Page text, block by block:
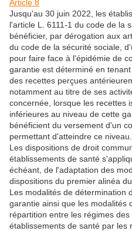
Article 8
Jusqu'au 30 juin 2022, les
l'article L. 6111-1 du code de la
bénéficier, par dérogation aux
du code de la sécurité sociale,
pour faire face à l'épidémie de
garantie est déterminé en
des recettes perçues
notamment au titre de ses
concernée, lorsque les recettes
inférieures au niveau de cette
bénéficient du versement d'un
permettant d'atteindre ce niveau.
Les dispositions de droit
établissements de santé
échéant, de l'adaptation des
dispositions du premier alinéa
Les modalités de détermination
garantie ainsi que les modalités
répartition entre les régimes
établissements de santé par les